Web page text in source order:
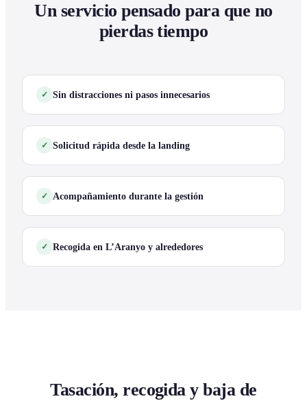
Un servicio pensado para que no
pierdas tiempo
Sin distracciones ni pasos innecesarios
Solicitud rápida desde la landing
Acompañamiento durante la gestión
Recogida en L’Aranyo y alrededores
Tasación, recogida y baja de